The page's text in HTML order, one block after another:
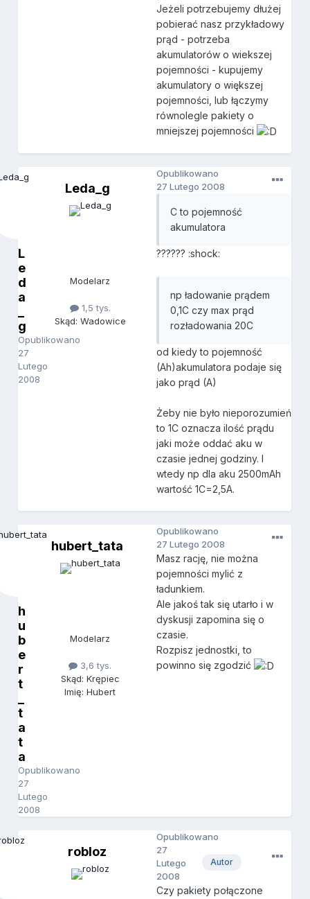
Jeżeli potrzebujemy dłużej
pobierać nasz przykładowy
prąd - potrzeba
akumulatorów o wiekszej
pojemności - kupujemy
akumulatory o większej
pojemności, lub łączymy
równolegle pakiety o
mniejszej pojemności
L
e
d
a
g
Opublikowano
27
Lutego
2008
Leda_g
Modelarz
1,5 tys.
Skąd: Wadowice
Opublikowano
27 Lutego 2008
C to pojemność
akumulatora
?????? :shock:
np ładowanie prądem
0,1C czy max prąd
rozładowania 20C
od kiedy to pojemność
(Ah)akumulatora podaje się
jako prąd (A)
Żeby nie było nieporozumień
to 1C oznacza ilość prądu
jaki może oddać aku w
czasie jednej godziny. I
wtedy np dla aku 2500mAh
wartość 1C=2,5A.
h
u
b
e
r
t
t
a
t
a
Opublikowano
27
Lutego
2008
hubert_tata
Modelarz
3,6 tys.
Skąd: Krępiec
Imię: Hubert
Opublikowano
27 Lutego 2008
Masz rację, nie można
pojemności mylić z
ładunkiem.
Ale jakoś tak się utarło i w
dyskusji zapomina się o
czasie.
Rozpisz jednostki, to
powinno się zgodzić
robloz
Autor
Opublikowano
27
Lutego
2008
Czy pakiety połączone